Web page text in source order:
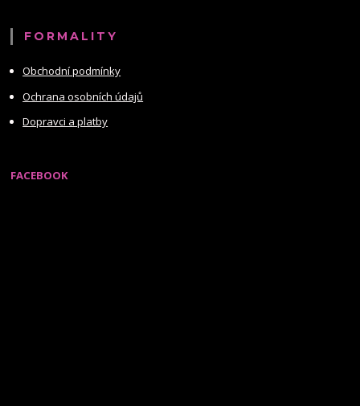
FORMALITY
Obchodní podmínky
Ochrana osobních údajů
Dopravci a platby
FACEBOOK